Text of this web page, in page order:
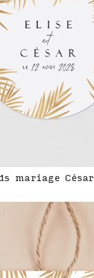
mariage César